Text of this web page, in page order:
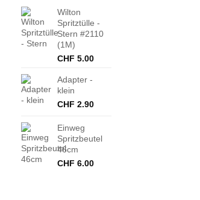
Wilton
Spritztülle -
Stern #2110
(1M)
CHF 5.00
Adapter -
klein
CHF 2.90
Einweg
Spritzbeutel
46cm
CHF 6.00